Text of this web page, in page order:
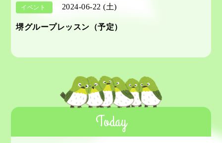
イベント 2024-06-22 (土)
堺グループレッスン（予定）
Today